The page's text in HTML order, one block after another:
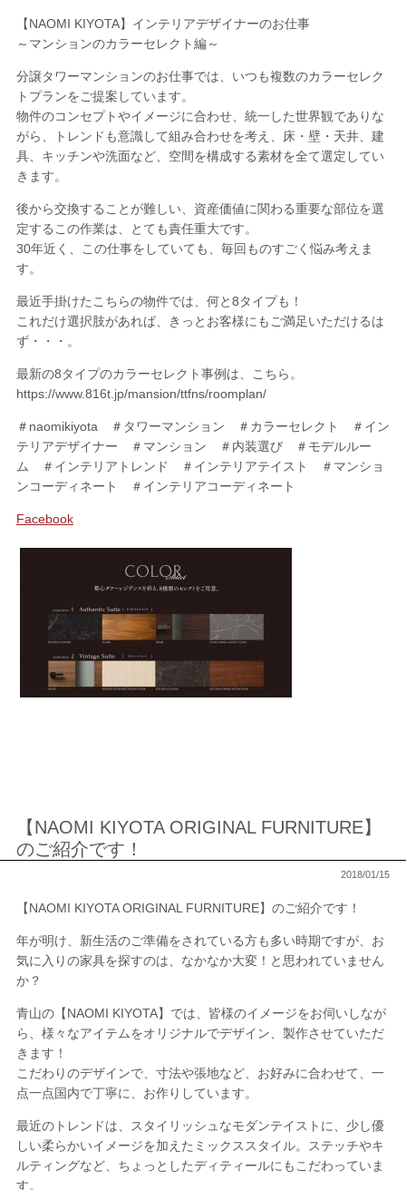
【NAOMI KIYOTA】インテリアデザイナーのお仕事
～マンションのカラーセレクト編～
分譲タワーマンションのお仕事では、いつも複数のカラーセレク
トプランをご提案しています。
物件のコンセプトやイメージに合わせ、統一した世界観でありな
がら、トレンドも意識して組み合わせを考え、床・壁・天井、建
具、キッチンや洗面など、空間を構成する素材を全て選定してい
きます。
後から交換することが難しい、資産価値に関わる重要な部位を選
定するこの作業は、とても責任重大です。
30年近く、この仕事をしていても、毎回ものすごく悩み考えま
す。
最近手掛けたこちらの物件では、何と8タイプも！
これだけ選択肢があれば、きっとお客様にもご満足いただけるは
ず・・・。
最新の8タイプのカラーセレクト事例は、こちら。
https://www.816t.jp/mansion/ttfns/roomplan/
＃naomikiyota ＃タワーマンション ＃カラーセレクト ＃イン
テリアデザイナー ＃マンション ＃内装選び ＃モデルルー
ム ＃インテリアトレンド ＃インテリアテイスト ＃マンショ
ンコーディネート ＃インテリアコーディネート
Facebook
【NAOMI KIYOTA ORIGINAL FURNITURE】
のご紹介です！
2018/01/15
【NAOMI KIYOTA ORIGINAL FURNITURE】のご紹介です！
年が明け、新生活のご準備をされている方も多い時期ですが、お
気に入りの家具を探すのは、なかなか大変！と思われていません
か？
青山の【NAOMI KIYOTA】では、皆様のイメージをお伺いしなが
ら、様々なアイテムをオリジナルでデザイン、製作させていただ
きます！
こだわりのデザインで、寸法や張地など、お好みに合わせて、一
点一点国内で丁寧に、お作りしています。
最近のトレンドは、スタイリッシュなモダンテイストに、少し優
しい柔らかいイメージを加えたミックススタイル。ステッチやキ
ルティングなど、ちょっとしたディティールにもこだわっていま
す。